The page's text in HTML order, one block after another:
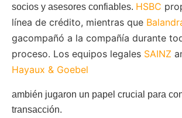
socios y asesores confiables. HSBC
línea de crédito, mientras que
gacompañó a la compañía durante
proceso. Los equipos legales SAINZ
Hayaux & Goebel
ambién jugaron un papel crucial para
transacción.